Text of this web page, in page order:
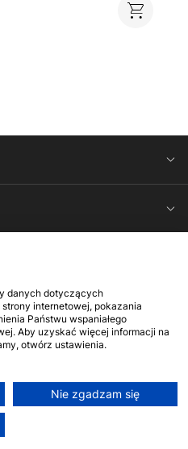
Wszelkie prawa zastrzeżone
danych dotyczących
internetowej, pokazania
Państwu wspaniałego
Aby uzyskać więcej informacji na
otwórz ustawienia.
Nie zgadzam się